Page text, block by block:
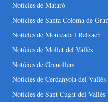
Notícies de Mataró
Notícies de Santa Coloma de
Notícies de Montcada i Reixach
Notícies de Mollet del Vallès
Notícies de Granollers
Notícies de Cerdanyola del Vallès
Notícies de Sant Cugat del Vallès